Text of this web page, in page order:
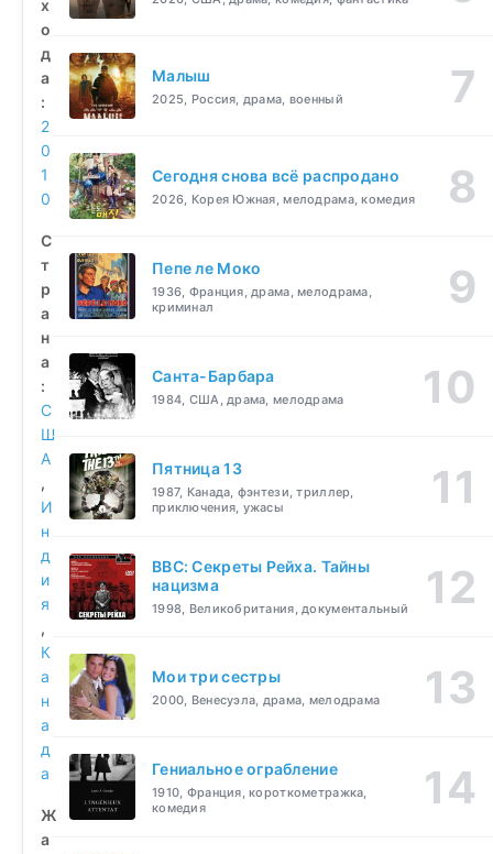
х
о
д
а
:
2
0
1
0
С
т
р
а
н
а
:
С
Ш
А
,
И
н
д
и
я
,
К
а
н
а
д
а
Ж
а
Малыш
2025, Россия, драма, военный
Сегодня снова всё распродано
2026, Корея Южная, мелодрама, комедия
Пепе ле Моко
1936, Франция, драма, мелодрама,
криминал
Санта-Барбара
1984, США, драма, мелодрама
Пятница 13
1987, Канада, фэнтези, триллер,
приключения, ужасы
BBC: Секреты Рейха. Тайны
нацизма
1998, Великобритания, документальный
Мои три сестры
2000, Венесуэла, драма, мелодрама
Гениальное ограбление
1910, Франция, короткометражка,
комедия